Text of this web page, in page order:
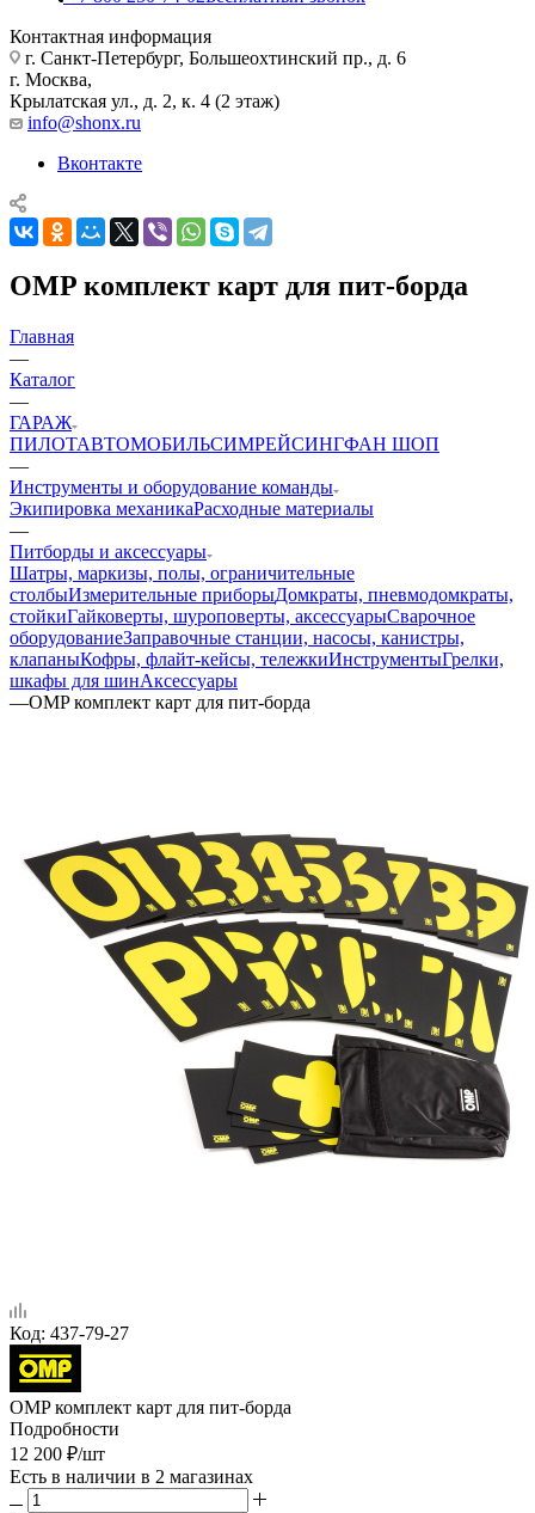
Контактная информация
г. Санкт-Петербург, Большеохтинский пр., д. 6
г. Москва,
Крылатская ул., д. 2, к. 4 (2 этаж)
info@shonx.ru
Вконтакте
OMP комплект карт для пит-борда
Главная
—
Каталог
—
ГАРАЖ
ПИЛОТАВТОМОБИЛЬСИМРЕЙСИНГФАН ШОП
—
Инструменты и оборудование команды
Экипировка механикаРасходные материалы
—
Питборды и аксессуары
Шатры, маркизы, полы, ограничительные
столбыИзмерительные приборыДомкраты, пневмодомкраты,
стойкиГайковерты, шуроповерты, аксессуарыСварочное
оборудованиеЗаправочные станции, насосы, канистры,
клапаныКофры, флайт-кейсы, тележкиИнструментыГрелки,
шкафы для шинАксессуары
—OMP комплект карт для пит-борда
Код: 437-79-27
OMP комплект карт для пит-борда
Подробности
12 200 ₽/шт
Есть в наличии в 2 магазинах